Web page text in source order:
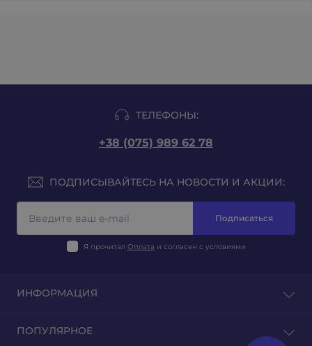
ТЕЛЕФОНЫ:
+38 (075) 989 62 78
ПОДПИСЫВАЙТЕСЬ НА НОВОСТИ И АКЦИИ:
Подписаться
Я прочитал Оплата и согласен с условиями
ИНФОРМАЦИЯ
Отзывы
ПОПУЛЯРНОЕ